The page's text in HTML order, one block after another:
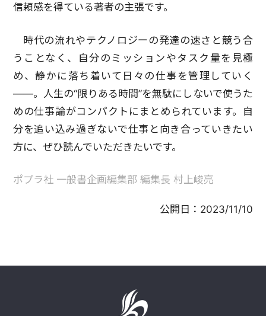
信頼感を得ている著者の主張です。
時代の流れやテクノロジーの発達の速さと競う合
うことなく、自分のミッションやタスク量を見極
め、静かに落ち着いて日々の仕事を管理していく
――。人生の“限りある時間”を無駄にしないで使うた
めの仕事論がコンパクトにまとめられています。自
分を追い込み過ぎないで仕事と向き合っていきたい
方に、ぜひ読んでいただきたいです。
ポプラ社 一般書企画編集部 編集長 村上峻亮
公開日： 2023/11/10